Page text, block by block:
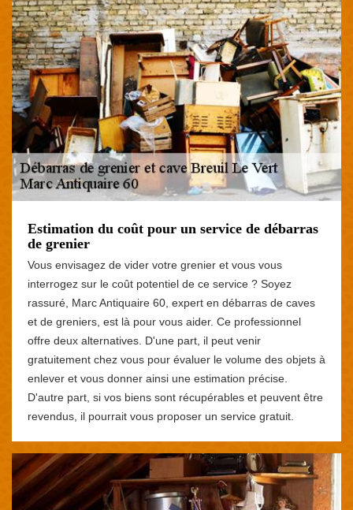
Estimation du coût pour un service de débarras
de grenier
Vous envisagez de vider votre grenier et vous vous
interrogez sur le coût potentiel de ce service ? Soyez
rassuré, Marc Antiquaire 60, expert en débarras de caves
et de greniers, est là pour vous aider. Ce professionnel
offre deux alternatives. D'une part, il peut venir
gratuitement chez vous pour évaluer le volume des objets à
enlever et vous donner ainsi une estimation précise.
D'autre part, si vos biens sont récupérables et peuvent être
revendus, il pourrait vous proposer un service gratuit.